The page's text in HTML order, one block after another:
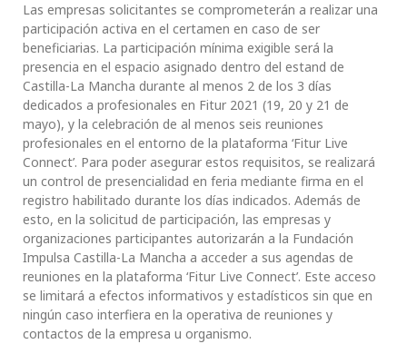
Las empresas solicitantes se comprometerán a realizar una
participación activa en el certamen en caso de ser
beneficiarias. La participación mínima exigible será la
presencia en el espacio asignado dentro del estand de
Castilla-La Mancha durante al menos 2 de los 3 días
dedicados a profesionales en Fitur 2021 (19, 20 y 21 de
mayo), y la celebración de al menos seis reuniones
profesionales en el entorno de la plataforma ‘Fitur Live
Connect’. Para poder asegurar estos requisitos, se realizará
un control de presencialidad en feria mediante firma en el
registro habilitado durante los días indicados. Además de
esto, en la solicitud de participación, las empresas y
organizaciones participantes autorizarán a la Fundación
Impulsa Castilla-La Mancha a acceder a sus agendas de
reuniones en la plataforma ‘Fitur Live Connect’. Este acceso
se limitará a efectos informativos y estadísticos sin que en
ningún caso interfiera en la operativa de reuniones y
contactos de la empresa u organismo.